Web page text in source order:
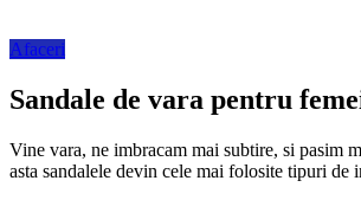
Afaceri
Sandale de vara pentru
Vine vara, ne imbracam mai subtire, si pasim
asta sandalele devin cele mai folosite tipuri de